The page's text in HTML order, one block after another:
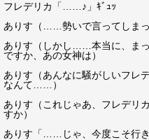
フレデリカ「……♪」ｷﾞｭｯ
ありす（……勢いで言ってしまっ
ありす（しかし……本当に、ま
ですか、あの女神は）
ありす（あんなに騒がしいフレ
なんて……）
ありす（これじゃあ、フレデリ
すか）
ありす「……じゃ、今度こそ行き